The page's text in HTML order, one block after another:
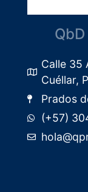
Calle 35
Cuéllar,
Prados
(+57)